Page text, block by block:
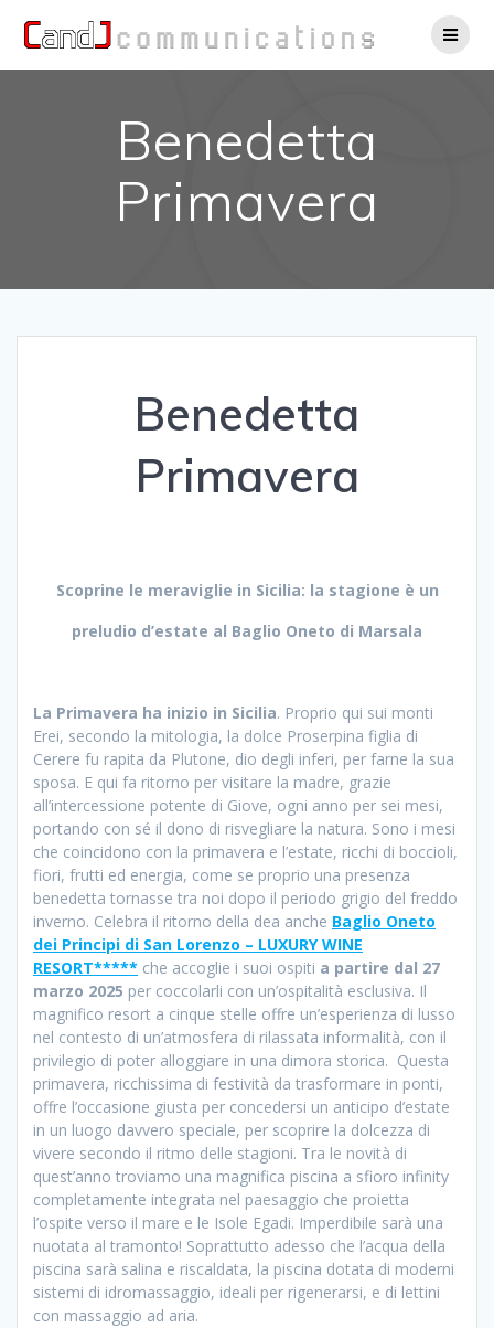
al
Benedetta
Primavera
Benedetta
Primavera
Scoprine le meraviglie in Sicilia: la stagione è un
preludio d’estate al Baglio Oneto di Marsala
La Primavera ha inizio in Sicilia. Proprio qui sui monti
Erei, secondo la mitologia, la dolce Proserpina figlia di
Cerere fu rapita da Plutone, dio degli inferi, per farne la sua
sposa. E qui fa ritorno per visitare la madre, grazie
all’intercessione potente di Giove, ogni anno per sei mesi,
portando con sé il dono di risvegliare la natura. Sono i mesi
che coincidono con la primavera e l’estate, ricchi di boccioli,
fiori, frutti ed energia, come se proprio una presenza
benedetta tornasse tra noi dopo il periodo grigio del freddo
inverno. Celebra il ritorno della dea anche Baglio Oneto
dei Principi di San Lorenzo – LUXURY WINE
RESORT***** che accoglie i suoi ospiti a partire dal 27
marzo 2025 per coccolarli con un’ospitalità esclusiva. Il
magnifico resort a cinque stelle offre un’esperienza di lusso
nel contesto di un’atmosfera di rilassata informalità, con il
privilegio di poter alloggiare in una dimora storica. Questa
primavera, ricchissima di festività da trasformare in ponti,
offre l’occasione giusta per concedersi un anticipo d’estate
in un luogo davvero speciale, per scoprire la dolcezza di
vivere secondo il ritmo delle stagioni. Tra le novità di
quest’anno troviamo una magnifica piscina a sfioro infinity
completamente integrata nel paesaggio che proietta
l’ospite verso il mare e le Isole Egadi. Imperdibile sarà una
nuotata al tramonto! Soprattutto adesso che l’acqua della
piscina sarà salina e riscaldata, la piscina dotata di moderni
sistemi di idromassaggio, ideali per rigenerarsi, e di lettini
con massaggio ad aria.